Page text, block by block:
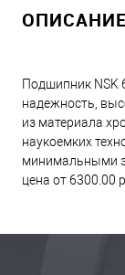
Подшипник NSK
надежность,
из материала
наукоемких
минимальными
цена от 6300.00